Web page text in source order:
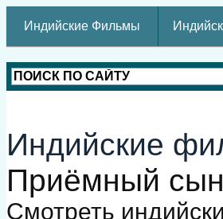
Индийские Фильмы
Индийские
Приёмный сын
Смотреть